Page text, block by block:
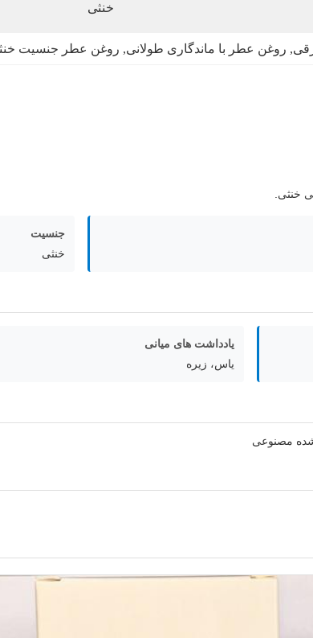
خنثی
, روغن عطر با ماندگاری طولانی, روغن عطر جنسیت
خنثی.
جنسیت
خنثی
یادداشت های میانی
یاس، زیره
مصنوعی